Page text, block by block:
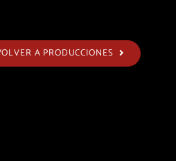
A PRODUCCIONES